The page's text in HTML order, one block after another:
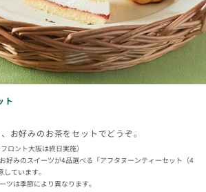
ト
お好みのお茶をセットでどうぞ。
ロント大阪は終日実施）
好みのスイーツが4品選べる「アフタヌーンティーセット（4
ています。
ツは季節により異なります。